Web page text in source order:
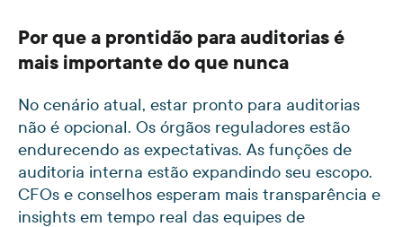
Por que a prontidão para auditorias é
mais importante do que nunca
No cenário atual, estar pronto para auditorias
não é opcional. Os órgãos reguladores estão
endurecendo as expectativas. As funções de
auditoria interna estão expandindo seu escopo.
CFOs e conselhos esperam mais transparência e
insights em tempo real das equipes de